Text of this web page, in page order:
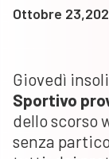
Ottobre
Giovedì
Sportivo
dello scorso
senza